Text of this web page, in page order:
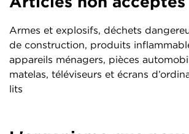
Armes et explosifs, déchets
de construction, produits
appareils ménagers, pièces
matelas, téléviseurs et écrans
lits